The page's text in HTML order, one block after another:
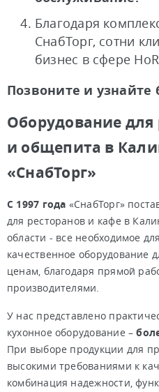
Благодаря
СнабТорг, сотни
бизнес в сфере
Позвоните и узнайте
Оборудование для
и общепита в
«СнабТорг»
С 1997 года «СнабТорг»
для ресторанов и кафе в
области - все необходимое
качественное оборудование
ценам, благодаря прямой
производителями.
У нас представлено
кухонное оборудование –
При выборе продукции для
высокими требованиями к
комбинация надежности,